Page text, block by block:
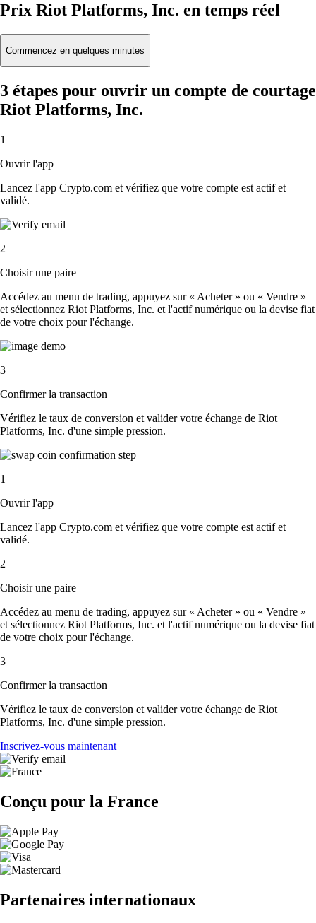
Prix Riot Platforms, Inc. en temps réel
Commencez en quelques minutes
3 étapes pour ouvrir un compte de courtage
Riot Platforms, Inc.
1
Ouvrir l'app
Lancez l'app Crypto.com et vérifiez que votre compte est actif et
validé.
2
Choisir une paire
Accédez au menu de trading, appuyez sur « Acheter » ou « Vendre »
et sélectionnez Riot Platforms, Inc. et l'actif numérique ou la devise fiat
de votre choix pour l'échange.
3
Confirmer la transaction
Vérifiez le taux de conversion et valider votre échange de Riot
Platforms, Inc. d'une simple pression.
1
Ouvrir l'app
Lancez l'app Crypto.com et vérifiez que votre compte est actif et
validé.
2
Choisir une paire
Accédez au menu de trading, appuyez sur « Acheter » ou « Vendre »
et sélectionnez Riot Platforms, Inc. et l'actif numérique ou la devise fiat
de votre choix pour l'échange.
3
Confirmer la transaction
Vérifiez le taux de conversion et valider votre échange de Riot
Platforms, Inc. d'une simple pression.
Inscrivez-vous maintenant
Conçu pour la France
Partenaires internationaux